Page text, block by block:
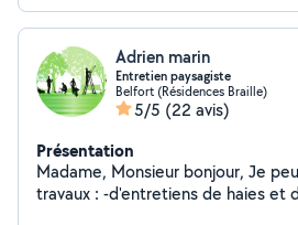
Adrien marin
Entretien paysagiste
Belfort (Résidences Braille)
5/5 (22 avis)
Présentation
Madame, Monsieur bonjour, Je peux réaliser tous vos
travaux : -d'entretiens de haies et de massifs -l'élagage